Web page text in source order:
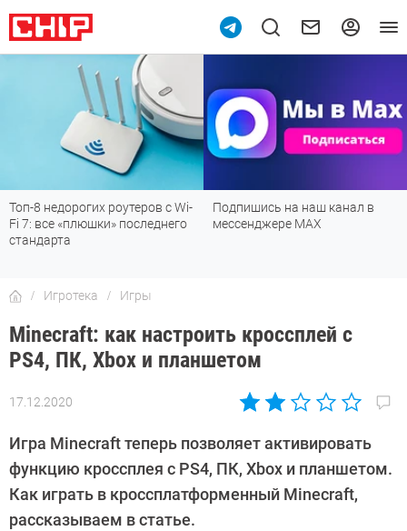
Топ-8 недорогих роутеров с Wi-
Fi 7: все «плюшки» последнего
стандарта
Подпишись на наш канал в
мессенджере МАХ
Игротека Игры
Minecraft: как настроить кроссплей с
PS4, ПК, Xbox и планшетом
17.12.2020
Автор:
Игра Minecraft теперь позволяет активировать
функцию кроссплея с PS4, ПК, Xbox и планшетом.
Как играть в кроссплатформенный Minecraft,
рассказываем в статье.